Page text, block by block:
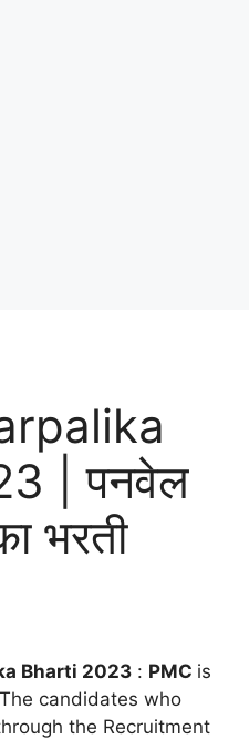
| पनवेल
भरती
Bharti 2023 : PMC is
The candidates who
the Recruitment